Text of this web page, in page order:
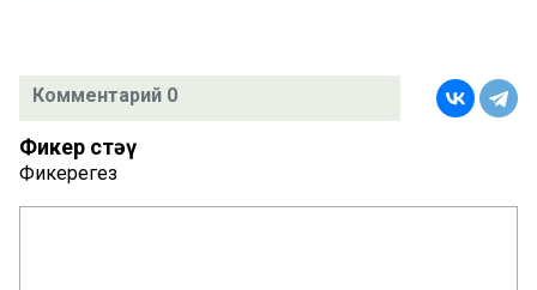
Комментарий 0
Фикер өстәү
Фикерегез